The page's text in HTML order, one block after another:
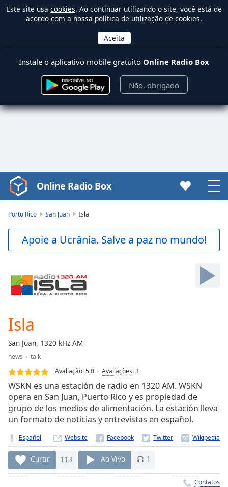
Este site usa cookies. Ao continuar utilizando o site, você está de
acordo com a nossa política de utilização de cookies.
Instale o aplicativo mobile gratuito Online Radio Box
Não, obrigado
Video
Player
Backward
Skip
Forward
Current
Time 0:00
Duration-:-
Loaded
0.00%
Stream
TypeLIVE
Seek to
live,
currently
live LIVE
Remaining
Time-
Online Radio Box
Porto Rico San Juan Isla
Apoie a Ucrânia. Salve a paz no mundo!
Isla
San Juan, 1320 kHz AM
news
talk
Avaliação:5.0 Avaliações:3
WSKN es una estación de radio en 1320 AM. WSKN
opera en San Juan, Puerto Rico y es propiedad de
grupo de los medios de alimentación. La estación lleva
un formato de noticias y entrevistas en español.
Español Website
Curtir 113 Ao Vivo 1
Contatos